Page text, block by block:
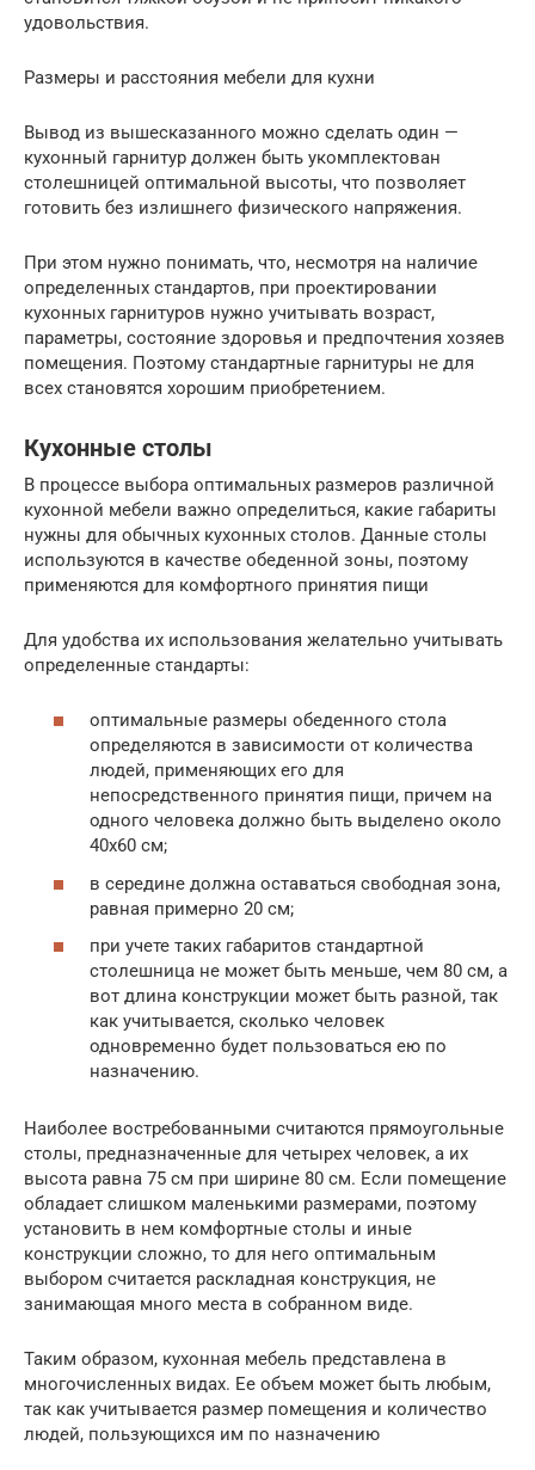
удовольствия.
Размеры и расстояния мебели для кухни
Вывод из вышесказанного можно сделать один —
кухонный гарнитур должен быть укомплектован
столешницей оптимальной высоты, что позволяет
готовить без излишнего физического напряжения.
При этом нужно понимать, что, несмотря на наличие
определенных стандартов, при проектировании
кухонных гарнитуров нужно учитывать возраст,
параметры, состояние здоровья и предпочтения хозяев
помещения. Поэтому стандартные гарнитуры не для
всех становятся хорошим приобретением.
Кухонные столы
В процессе выбора оптимальных размеров различной
кухонной мебели важно определиться, какие габариты
нужны для обычных кухонных столов. Данные столы
используются в качестве обеденной зоны, поэтому
применяются для комфортного принятия пищи
Для удобства их использования желательно учитывать
определенные стандарты:
оптимальные размеры обеденного стола
определяются в зависимости от количества
людей, применяющих его для
непосредственного принятия пищи, причем на
одного человека должно быть выделено около
40х60 см;
в середине должна оставаться свободная зона,
равная примерно 20 см;
при учете таких габаритов стандартной
столешница не может быть меньше, чем 80 см, а
вот длина конструкции может быть разной, так
как учитывается, сколько человек
одновременно будет пользоваться ею по
назначению.
Наиболее востребованными считаются прямоугольные
столы, предназначенные для четырех человек, а их
высота равна 75 см при ширине 80 см. Если помещение
обладает слишком маленькими размерами, поэтому
установить в нем комфортные столы и иные
конструкции сложно, то для него оптимальным
выбором считается раскладная конструкция, не
занимающая много места в собранном виде.
Таким образом, кухонная мебель представлена в
многочисленных видах. Ее объем может быть любым,
так как учитывается размер помещения и количество
людей, пользующихся им по назначению